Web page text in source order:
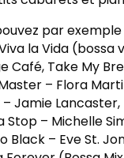
par
la Vida (bossa
Café, Take My
– Flora
– Jamie Lancaster,
Stop – Michelle
Black – Eve St.